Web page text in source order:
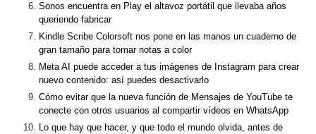
Sonos encuentra en Play el altavoz portátil que llevaba años
queriendo fabricar
Kindle Scribe Colorsoft nos pone en las manos un cuaderno de
gran tamaño para tomar notas a color
Meta AI puede acceder a tus imágenes de Instagram para crear
nuevo contenido: así puedes desactivarlo
Cómo evitar que la nueva función de Mensajes de YouTube te
conecte con otros usuarios al compartir vídeos en WhatsApp
Lo que hay que hacer, y que todo el mundo olvida, antes de